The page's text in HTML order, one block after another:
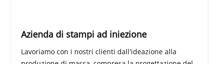
Azienda di stampi ad iniezione
Lavoriamo con i nostri clienti dall'ideazione alla